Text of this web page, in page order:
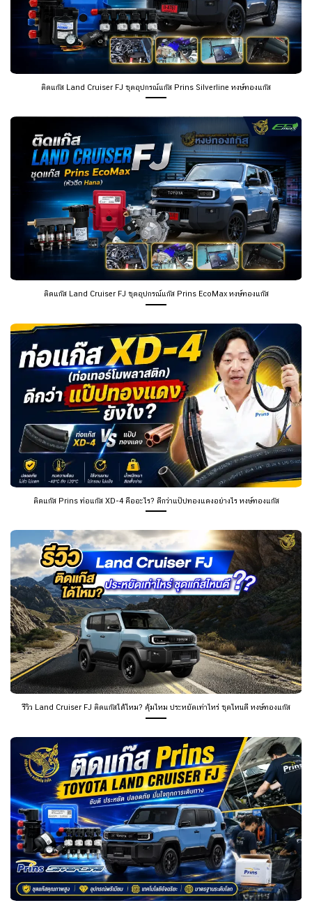
ติดแก๊ส Land Cruiser FJ ชุดอุปกรณ์แก๊ส Prins Silverline หงษ์ทองแก๊ส
ติดแก๊ส Land Cruiser FJ ชุดอุปกรณ์แก๊ส Prins EcoMax หงษ์ทองแก๊ส
ติดแก๊ส Prins ท่อแก๊ส XD-4 คืออะไร? ดีกว่าแป๊ปทองแดงอย่างไร หงษ์ทองแก๊ส
รีวิว Land Cruiser FJ ติดแก๊สได้ไหม? คุ้มไหม ประหยัดเท่าไหร่ ชุดไหนดี หงษ์ทองแก๊ส